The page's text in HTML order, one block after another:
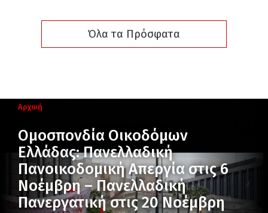
Όλα τα Πρόσφατα
Αρχική
Ομοσπονδία Οικοδόμων
Ελλάδας: Πανελλαδική
Πανοικοδομική Απεργία στις 6
Νοέμβρη – Πανελλαδική
Πανεργατική στις 20 Νοέμβρη